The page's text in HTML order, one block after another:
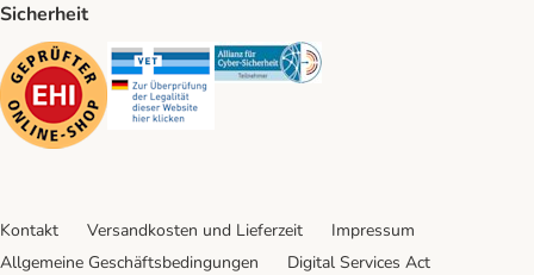
Sicherheit
Security Security Security
Kontakt Versandkosten und Lieferzeit
Impressum
Allgemeine Geschäftsbedingungen
Digital Services Act